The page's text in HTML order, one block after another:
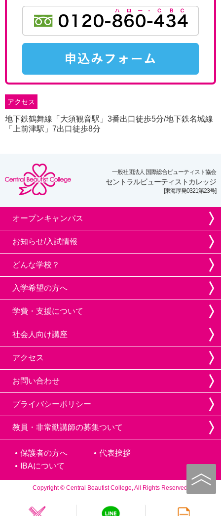
アクセス
地下鉄鶴舞線「大須観音駅」3番出口徒歩5分/地下鉄名城線
「上前津駅」7出口徒歩8分
一般社団法人 国際総合ビューティスト協会
セントラルビューティストカレッジ
[東海厚発0321第23号]
オープンキャンパス
お知らせ/入試情報
どんな学校？
入学希望の方へ
学費・支援について
社会人向け講座
アクセス
お問い合わせ
プライバシーポリシー
教員・非常勤講師の募集ついて
保護者の方へ
代表挨拶
IBAについて
Copyright © Central Beautist College, All Rights Reserved.